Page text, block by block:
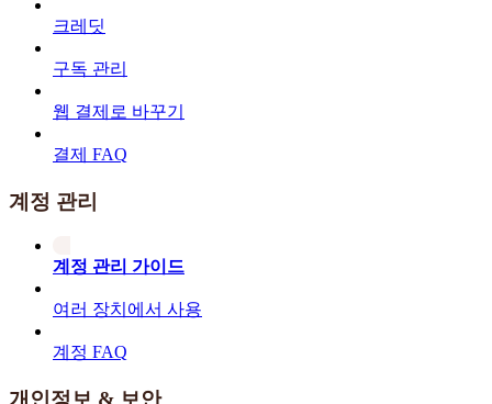
크레딧
구독 관리
웹 결제로 바꾸기
결제 FAQ
계정 관리
계정 관리 가이드
여러 장치에서 사용
계정 FAQ
개인정보 & 보안